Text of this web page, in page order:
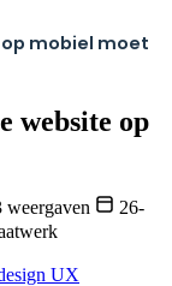
mobiel moet
website op
weergaven
26-
UX